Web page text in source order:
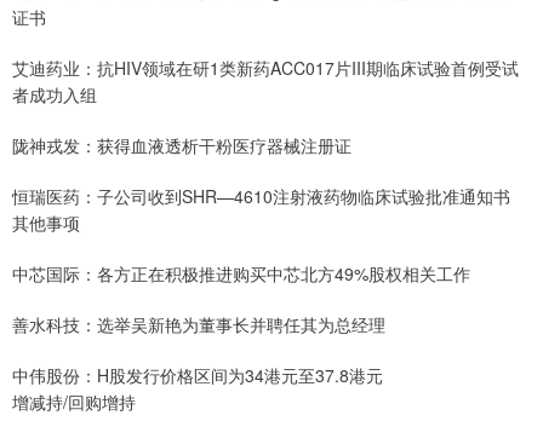
证书
艾迪药业：抗HIV领域在研1类新药ACC017片III期临床试验首例受试
者成功入组
陇神戎发：获得血液透析干粉医疗器械注册证
恒瑞医药：子公司收到SHR—4610注射液药物临床试验批准通知书
其他事项
中芯国际：各方正在积极推进购买中芯北方49%股权相关工作
善水科技：选举吴新艳为董事长并聘任其为总经理
中伟股份：H股发行价格区间为34港元至37.8港元
增减持/回购增持